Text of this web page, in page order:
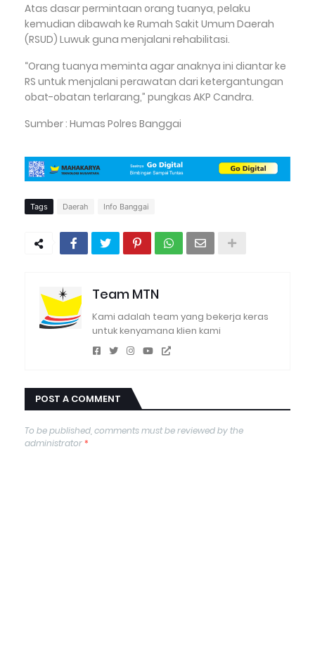
Atas dasar permintaan orang tuanya, pelaku
kemudian dibawah ke Rumah Sakit Umum Daerah
(RSUD) Luwuk guna menjalani rehabilitasi.
“Orang tuanya meminta agar anaknya ini diantar ke
RS untuk menjalani perawatan dari ketergantungan
obat-obatan terlarang,” pungkas AKP Candra.
Sumber : Humas Polres Banggai
Tags Daerah Info Banggai
Team MTN
Kami adalah team yang bekerja keras
untuk kenyamana klien kami
POST A COMMENT
To be published, comments must be reviewed by the
administrator*